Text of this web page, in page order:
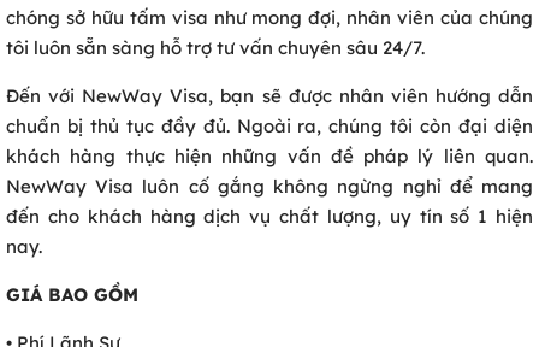
chóng sở hữu tấm visa như mong đợi, nhân viên của chúng
tôi luôn sẵn sàng hỗ trợ tư vấn chuyên sâu 24/7.
Đến với NewWay Visa, bạn sẽ được nhân viên hướng dẫn
chuẩn bị thủ tục đầy đủ. Ngoài ra, chúng tôi còn đại diện
khách hàng thực hiện những vấn đề pháp lý liên quan.
NewWay Visa luôn cố gắng không ngừng nghỉ để mang
đến cho khách hàng dịch vụ chất lượng, uy tín số 1 hiện
nay.
GIÁ BAO GỒM